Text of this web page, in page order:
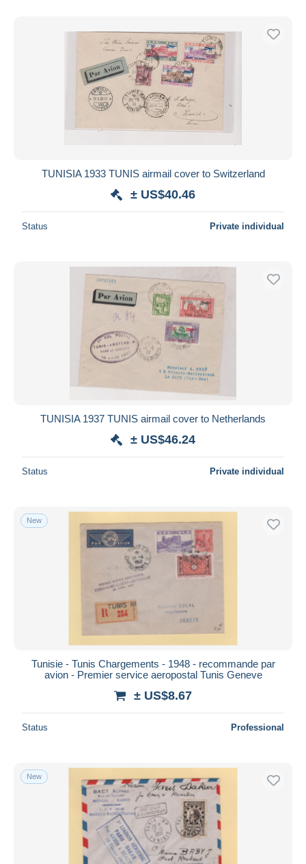
TUNISIA 1933 TUNIS airmail cover to Switzerland
± US$40.46
Status Private individual
TUNISIA 1937 TUNIS airmail cover to Netherlands
± US$46.24
Status Private individual
New
Tunisie - Tunis Chargements - 1948 - recommande par
avion - Premier service aeropostal Tunis Geneve
± US$8.67
Status Professional
New